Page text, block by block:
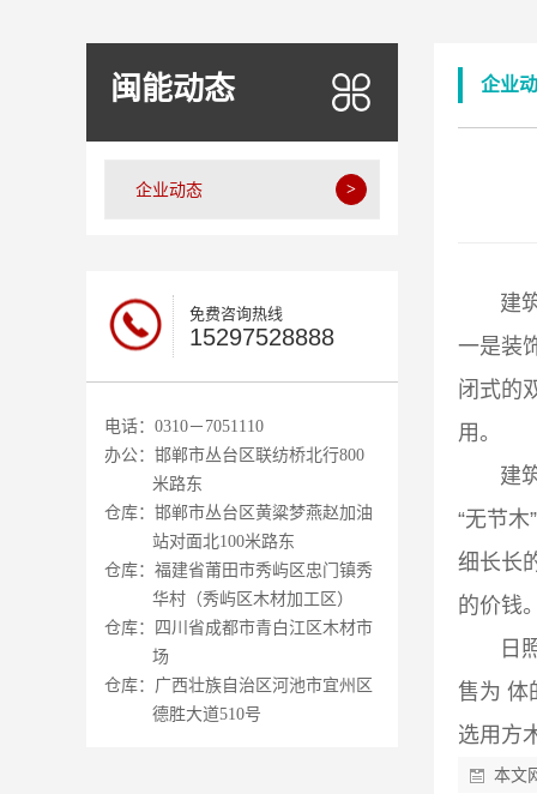
闽能动态
企业动态
免费咨询热线
15297528888
电话：0310－7051110
办公：邯郸市丛台区联纺桥北行800
米路东
仓库：邯郸市丛台区黄粱梦燕赵加油
站对面北100米路东
仓库：福建省莆田市秀屿区忠门镇秀
华村（秀屿区木材加工区）
仓库：四川省成都市青白江区木材市
场
仓库：广西壮族自治区河池市宜州区
德胜大道510号
企业
建筑
一是装
闭式的
用。
建筑
“无节
细长长
的价钱。
日照
售为 体
选用方
本文